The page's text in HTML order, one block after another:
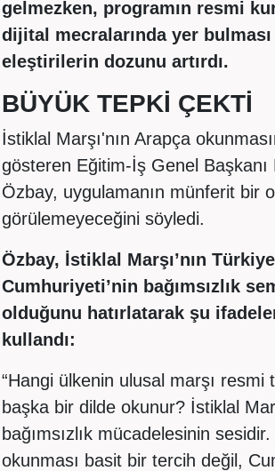
gelmezken, programın resmi
dijital mecralarında yer bulması
eleştirilerin dozunu artırdı.
BÜYÜK TEPKİ ÇEKTİ
İstiklal Marşı'nın Arapça
gösteren Eğitim-İş Genel Başkanı
Özbay, uygulamanın münferit bir
görülemeyeceğini söyledi.
Özbay, İstiklal Marşı’nın Türkiye
Cumhuriyeti’nin bağımsızlık
olduğunu hatırlatarak şu
kullandı:
“Hangi ülkenin ulusal marşı resmi
başka bir dilde okunur? İstiklal
bağımsızlık mücadelesinin
okunması basit bir tercih değil,